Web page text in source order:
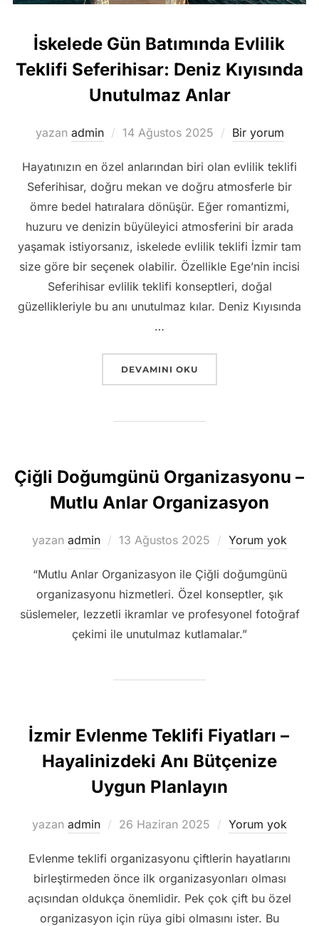
İskelede Gün Batımında Evlilik
Teklifi Seferihisar: Deniz Kıyısında
Unutulmaz Anlar
yazan admin
Yayımlanma
14 Ağustos 2025 Bir yorum
Hayatınızın en özel anlarından biri olan evlilik teklifi
Seferihisar, doğru mekan ve doğru atmosferle bir
ömre bedel hatıralara dönüşür. Eğer romantizmi,
huzuru ve denizin büyüleyici atmosferini bir arada
yaşamak istiyorsanız, iskelede evlilik teklifi İzmir tam
size göre bir seçenek olabilir. Özellikle Ege’nin incisi
Seferihisar evlilik teklifi konseptleri, doğal
güzellikleriyle bu anı unutulmaz kılar. Deniz Kıyısında
…
“İSKELEDE GÜN BATIMINDA EVLILIK
DEVAMINI OKU
Çiğli Doğumgünü Organizasyonu –
Mutlu Anlar Organizasyon
yazan admin
Yayımlanma
13 Ağustos 2025 Yorum yok
“Mutlu Anlar Organizasyon ile Çiğli doğumgünü
organizasyonu hizmetleri. Özel konseptler, şık
süslemeler, lezzetli ikramlar ve profesyonel fotoğraf
çekimi ile unutulmaz kutlamalar.”
İzmir Evlenme Teklifi Fiyatları –
Hayalinizdeki Anı Bütçenize
Uygun Planlayın
yazan admin
Yayımlanma
26 Haziran 2025 Yorum yok
Evlenme teklifi organizasyonu çiftlerin hayatlarını
birleştirmeden önce ilk organizasyonları olması
açısından oldukça önemlidir. Pek çok çift bu özel
organizasyon için rüya gibi olmasını ister. Bu